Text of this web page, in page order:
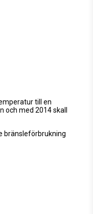
till en
med 2014 skall
bränsleförbrukning